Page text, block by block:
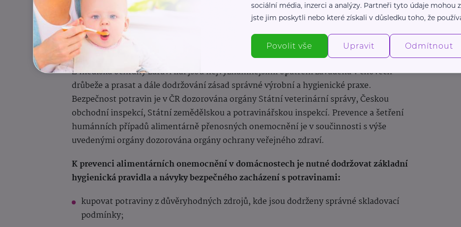
Salmonelóza v ČR v letech 2012–2023 – počet případů a incidence podle roku vykázání.
(Zdroj: Informační systém infekčních nemocí)
Prevence salmonelózy
Z hlediska ochrany zdraví lidí jsou nejvýznamnějšími opatření zaváděná v chovech
drůbeže a prasat a dále dodržování zásad správné výrobní a hygienické praxe.
Bezpečnost potravin je v ČR dozorována orgány Státní veterinární správy, Českou
obchodní inspekcí, Státní zemědělskou a potravinářskou inspekcí. Prevence a šetření
humánních případů alimentárně přenosných onemocnění je v součinnosti s výše
uvedenými orgány dozorována orgány ochrany veřejného zdraví.
K prevenci alimentárních onemocnění v domácnostech je nutné dodržovat základní
hygienická pravidla a návyky bezpečného zacházení s potravinami:
kupovat potraviny z důvěryhodných zdrojů, kde jsou dodrženy správné skladovací
podmínky;
sociální média, inzerci a analýzy. Partneři tyto údaje
jste jim poskytli nebo které získali v důsledku toho, že
Povolit vše Upravit Odmítnout